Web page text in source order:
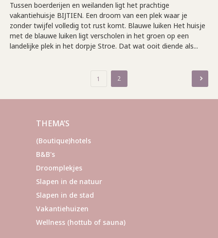
Tussen boerderijen en weilanden ligt het prachtige
vakantiehuisje BIJTIEN. Een droom van een plek waar je
zonder twijfel volledig tot rust komt. Blauwe luiken Het huisje
met de blauwe luiken ligt verscholen in het groen op een
landelijke plek in het dorpje Stroe. Dat wat ooit diende als...
paginering
1 2
THEMA’S
(Boutique)hotels
B&B's
Droomplekjes
Slapen in de natuur
Slapen in de stad
Vakantiehuizen
Wellness (hottub of sauna)